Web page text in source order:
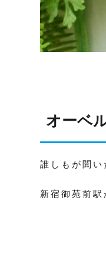
オーベ
誰しもが聞い
新宿御苑前